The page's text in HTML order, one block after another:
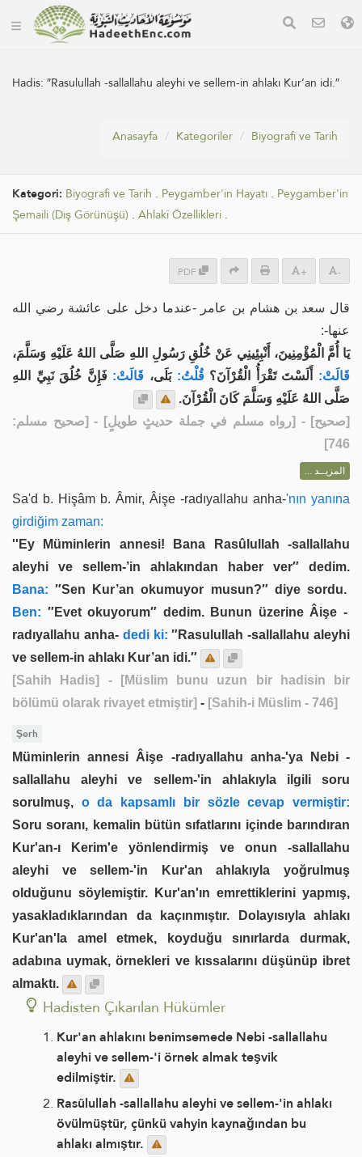
Hadis:″Rasulullah -sallallahu aleyhi ve sellem-in ahlakı Kur’an idi.″
Anasayfa Kategoriler Biyografi ve Tarih
Kategori: Biyografi ve Tarih . Peygamber'in Hayatı . Peygamber'in
Şemaili (Dış Görünüşü) . Ahlakî Özellikleri .
PDF + -
قال سعد بن هشام بن عامر -عندما دخل على عائشة رضي الله
عنها-:
يَا أُمَّ الْمُؤْمِنِينَ، أَنْبِئِينِي عَنْ خُلُقِ رَسُولِ اللهِ صَلَّى اللهُ عَلَيْهِ وَسَلَّمَ،
قَالَتْ: أَلَسْتَ تَقْرَأُ الْقُرْآنَ؟ قُلْتُ: بَلَى، قَالَتْ: فَإِنَّ خُلُقَ نَبِيِّ اللهِ
صَلَّى اللهُ عَلَيْهِ وَسَلَّمَ كَانَ الْقُرْآنَ.
[صحيح] - [رواه مسلم في جملة حديثٍ طويلٍ] - [صحيح مسلم:
746]
المزيــد ...
Sa'd b. Hişâm b. Âmir, Âişe -radıyallahu anha-'nın yanına
girdiğim zaman:
''Ey Müminlerin annesi! Bana Rasûlullah -sallallahu
aleyhi ve sellem-’in ahlakından haber ver″ dedim.
Bana: ″Sen Kur’an okumuyor musun?″ diye sordu.
Ben: ″Evet okuyorum″ dedim. Bunun üzerine Âişe -
radıyallahu anha-dedi ki: ″Rasulullah -sallallahu aleyhi
ve sellem-in ahlakı Kur’an idi.″
[Sahih Hadis]
- [Müslim bunu uzun bir hadisin bir
bölümü olarak rivayet etmiştir] - [Sahih-i Müslim - 746]
Şerh
Müminlerin annesi Âişe -radıyallahu anha-'ya Nebi -
sallallahu aleyhi ve sellem-'in ahlakıyla ilgili soru
sorulmuş, o da kapsamlı bir sözle cevap vermiştir:
Soru soranı, kemalin bütün sıfatlarını içinde barındıran
Kur'an-ı Kerim'e yönlendirmiş ve onun -sallallahu
aleyhi ve sellem-'in Kur'an ahlakıyla yoğrulmuş
olduğunu söylemiştir. Kur'an'ın emrettiklerini yapmış,
yasakladıklarından da kaçınmıştır. Dolayısıyla ahlakı
Kur'an'la amel etmek, koyduğu sınırlarda durmak,
adabına uymak, örnekleri ve kıssalarını düşünüp ibret
almaktı.
Hadisten Çıkarılan Hükümler
Kur'an ahlakını benimsemede Nebi -sallallahu
aleyhi ve sellem-'i örnek almak teşvik
edilmiştir.
Rasûlullah -sallallahu aleyhi ve sellem-'in ahlakı
övülmüştür, çünkü vahyin kaynağından bu
ahlakı almıştır.